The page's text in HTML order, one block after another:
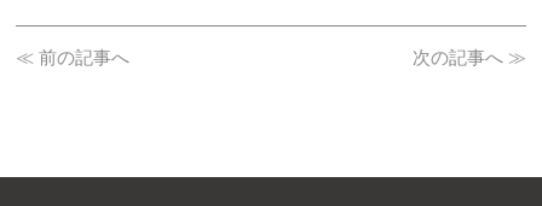
≪ 前の記事へ 次の記事へ ≫